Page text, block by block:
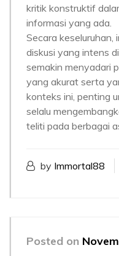
kritik konstruktif
informasi yang ada.
Secara keseluruhan,
diskusi yang intens
semakin menyadari
yang akurat serta
konteks ini, penting
selalu
teliti pada berbagai
by Immortal88
Posted on